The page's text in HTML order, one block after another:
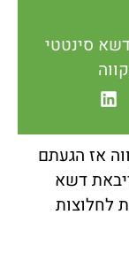
סינטטי
אז הגעתם
דשא
נחשבת לחלוצות